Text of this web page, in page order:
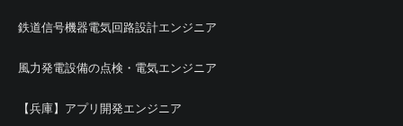
鉄道信号機器電気回路設計エンジニア
風力発電設備の点検・電気エンジニア
【兵庫】アプリ開発エンジニア